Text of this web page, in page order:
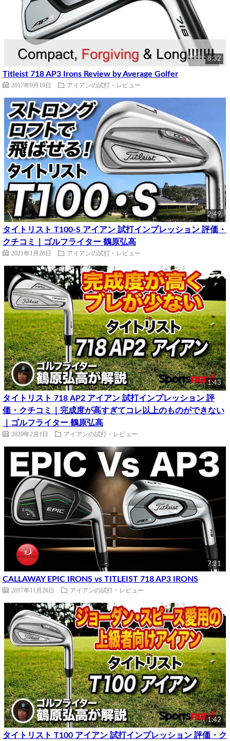
8:32
Titleist 718 AP3 Irons Review by Average Golfer
2017年9月19日 アイアンの試打・レビュー
2:49
タイトリスト T100-S アイアン 試打インプレッション 評価・
クチコミ｜ゴルフライター 鶴原弘高
2021年1月26日 アイアンの試打・レビュー
1:43
タイトリスト 718 AP2 アイアン 試打インプレッション 評
価・クチコミ｜完成度が高すぎてコレ以上のものができない
｜ゴルフライター 鶴原弘高
2020年2月1日 アイアンの試打・レビュー
7:31
CALLAWAY EPIC IRONS vs TITLEIST 718 AP3 IRONS
2017年11月26日 アイアンの試打・レビュー
1:42
タイトリスト T100 アイアン 試打インプレッション 評価・ク